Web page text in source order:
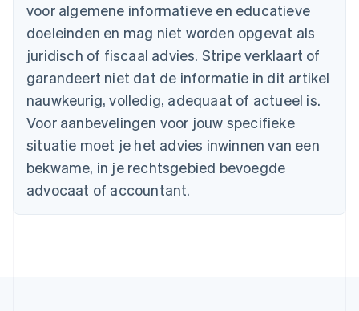
voor algemene informatieve en educatieve
doeleinden en mag niet worden opgevat als
juridisch of fiscaal advies. Stripe verklaart of
garandeert niet dat de informatie in dit artikel
nauwkeurig, volledig, adequaat of actueel is.
Voor aanbevelingen voor jouw specifieke
situatie moet je het advies inwinnen van een
bekwame, in je rechtsgebied bevoegde
advocaat of accountant.
Canada
English Français
Cyprus
English
Denemarken
English
Duitsland
DeutschEnglish
Estland
Finland
EnglishSvenska